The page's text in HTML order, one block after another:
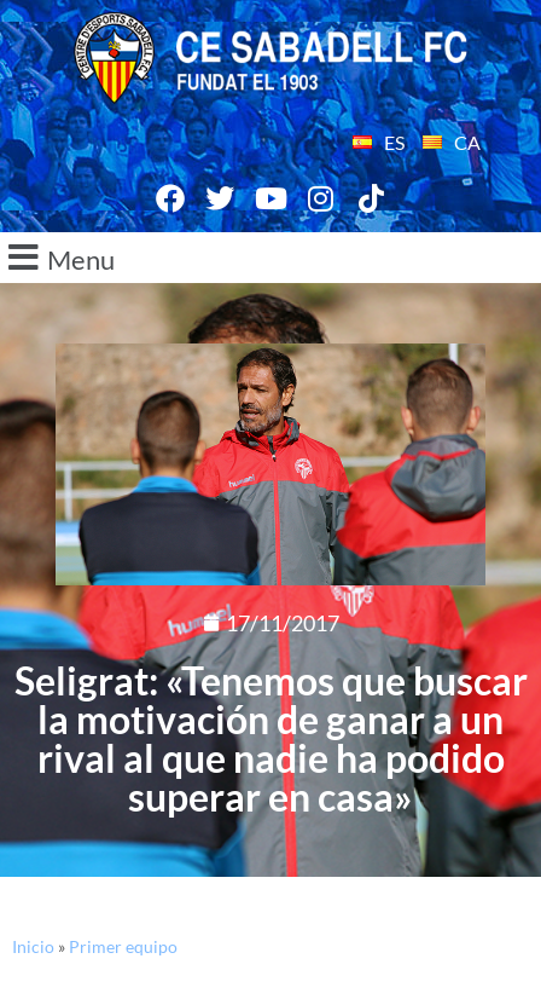
ES CA
Menu
17/11/2017
Seligrat: «Tenemos que buscar
la motivación de ganar a un
rival al que nadie ha podido
superar en casa»
Inicio » Primer equipo